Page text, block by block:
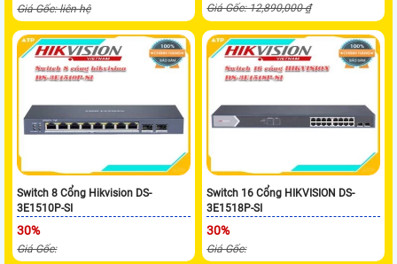
Giá Gốc: liên hệ Giá Gốc: 12,890,000 ₫
Switch 8 Cổng Hikvision DS-
3E1510P-SI
30%
Giá Gốc:
Switch 16 Cổng HIKVISION DS-
3E1518P-SI
30%
Giá Gốc: